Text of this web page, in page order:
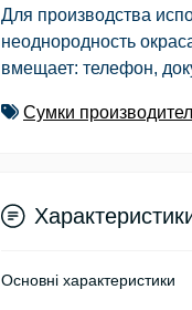
Для производства
неоднородность
вмещает: телефон,
Сумки
Основні характеристики